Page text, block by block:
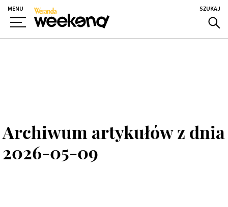
MENU SZUKAJ
Archiwum artykułów z dnia
2026-05-09